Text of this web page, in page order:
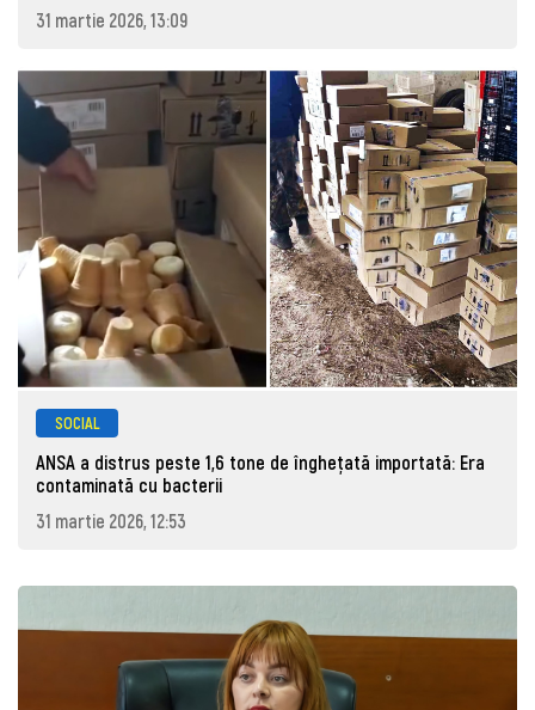
31 martie 2026, 13:09
SOCIAL
ANSA a distrus peste 1,6 tone de înghețată importată: Era
contaminată cu bacterii
31 martie 2026, 12:53